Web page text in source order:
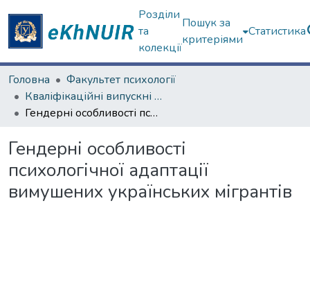
Розділи
та
колекції
Пошук за
критеріями
Статистика
Головна
Факультет психології
Кваліфікаційні випускні роботи магістрів. Факультет психології
Гендерні особливості психологічної адаптації вимушених українських мігрантів
Гендерні особливості
психологічної адаптації
вимушених українських мігрантів